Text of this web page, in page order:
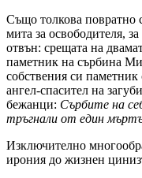
Също толкова повратно
мита за освободителя,
отвън: срещата на
паметник на сърбина
собствения си
ангел-спасител на
бежанци: Сърбите на
тръгнали от един
Изключително
ирония до жизнен